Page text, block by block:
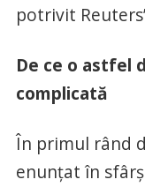
potrivit
De ce o astfel
complicată
În primul rând
enunțat în